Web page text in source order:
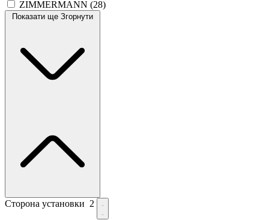
ZIMMERMANN (28)
Показати ще Згорнути
Сторона установки 2